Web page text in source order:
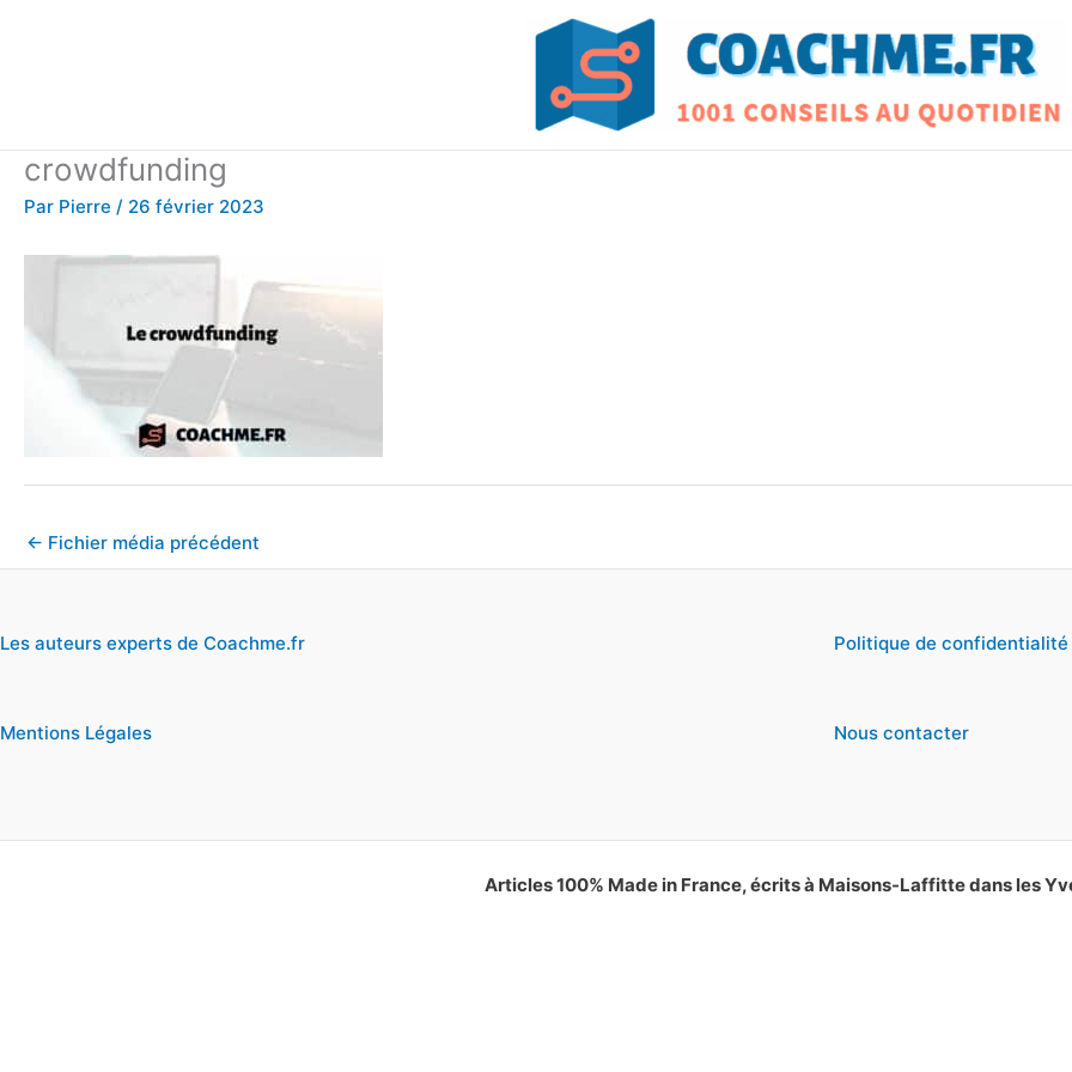
crowdfunding
Par Pierre / 26 février 2023
← Fichier média précédent
Les auteurs experts de Coachme.fr
Mentions Légales
Politique de confidentialité
Nous contacter
Articles 100% Made in France, écrits à Maisons-Laffitte dans les